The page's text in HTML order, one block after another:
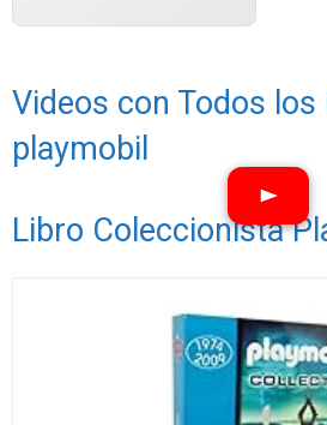
Videos con Todos los
playmobil
Libro Coleccionista